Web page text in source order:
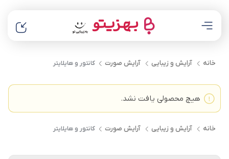
خانه آرایش و زیبایی آرایش صورت کانتور و هایلایتر
هیچ محصولی یافت نشد.
خانه آرایش و زیبایی آرایش صورت کانتور و هایلایتر